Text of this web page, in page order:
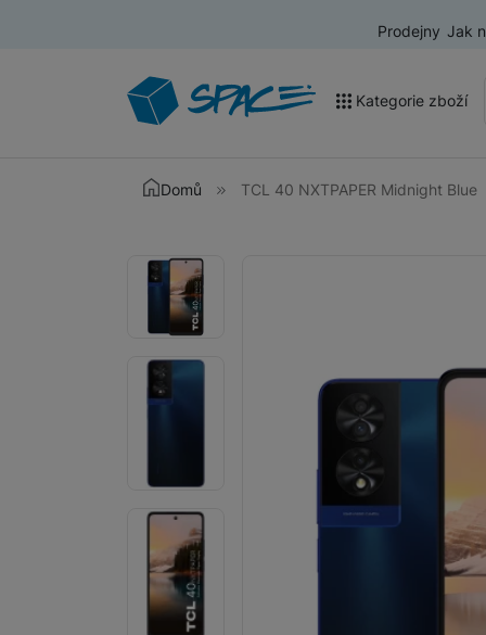
Prodejny Jak
Kategorie zboží
Akce a výprodej
Nositelná elektronika
Televize
Foto
Smart
Ventilátory
Počítače a notebooky
Domů TCL 40 NXTPAPER Midnight Blue
Fotografie